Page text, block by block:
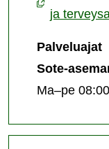
ja
Palveluajat
Sote-
Ma–pe